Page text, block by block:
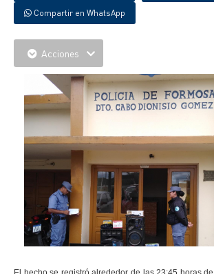
Compartir en WhatsApp
Acciones